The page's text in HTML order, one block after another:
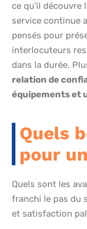
ce qu’il découvre
service continue
pensés pour
interlocuteurs
dans la durée.
relation de
équipements et
Quels
pour
Quels sont les
franchi le pas du
et satisfaction